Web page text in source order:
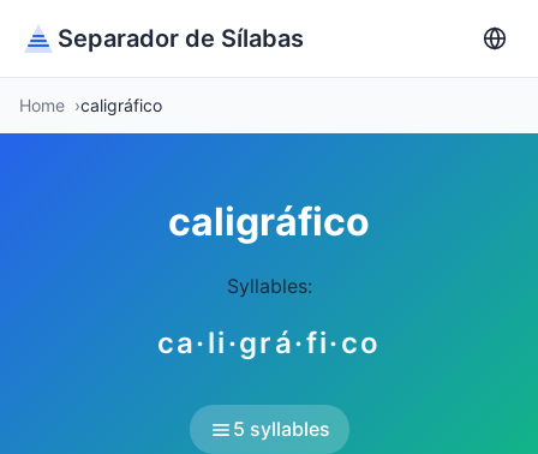
Separador de Sílabas
Home caligráfico
caligráfico
Syllables:
ca·li·grá·fi·co
5 syllables